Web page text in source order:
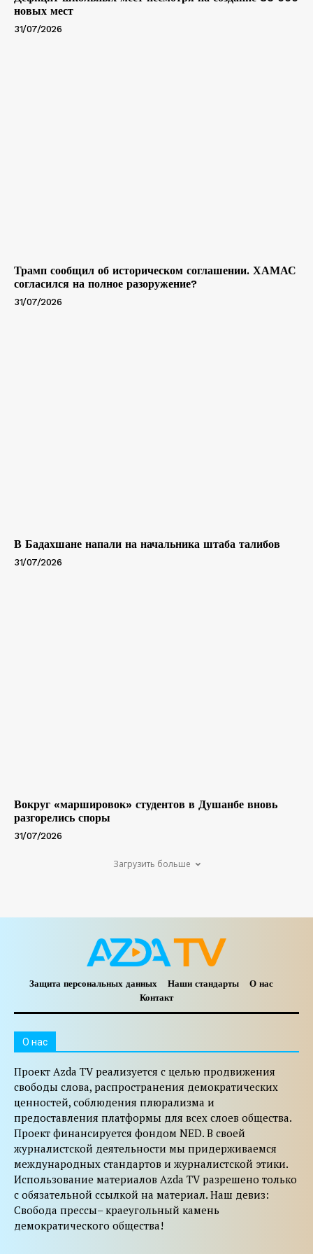
новых мест
31/07/2026
Трамп сообщил об историческом соглашении. ХАМАС
согласился на полное разоружение?
31/07/2026
В Бадахшане напали на начальника штаба талибов
31/07/2026
Вокруг «маршировок» студентов в Душанбе вновь
разгорелись споры
31/07/2026
Загрузить больше
Защита персональных данных Наши стандарты
О нас
Контакт
O нас
Проект Azda TV реализуется с целью продвижения
свободы слова, распространения демократических
ценностей, соблюдения плюрализма и
предоставления платформы для всех слоев общества.
Проект финансируется фондом NED. В своей
журналистской деятельности мы придерживаемся
международных стандартов и журналистской этики.
Использование материалов Azda TV разрешено только
с обязательной ссылкой на материал. Наш девиз:
Свобода прессы– краеугольный камень
демократического общества!